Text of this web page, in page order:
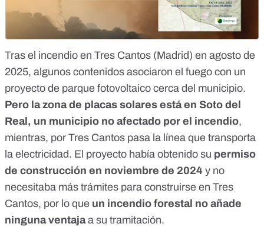
Tras el incendio en Tres Cantos (Madrid) en agosto de
2025, algunos contenidos asociaron el fuego con un
proyecto de parque fotovoltaico cerca del municipio.
Pero la zona de placas solares está en Soto del
Real, un municipio no afectado por el incendio,
mientras, por Tres Cantos pasa la línea que transporta
la electricidad. El proyecto había obtenido su permiso
de construcción en noviembre de 2024 y no
necesitaba más trámites para construirse en Tres
Cantos, por lo que un incendio forestal no añade
ninguna ventajaa su tramitación.